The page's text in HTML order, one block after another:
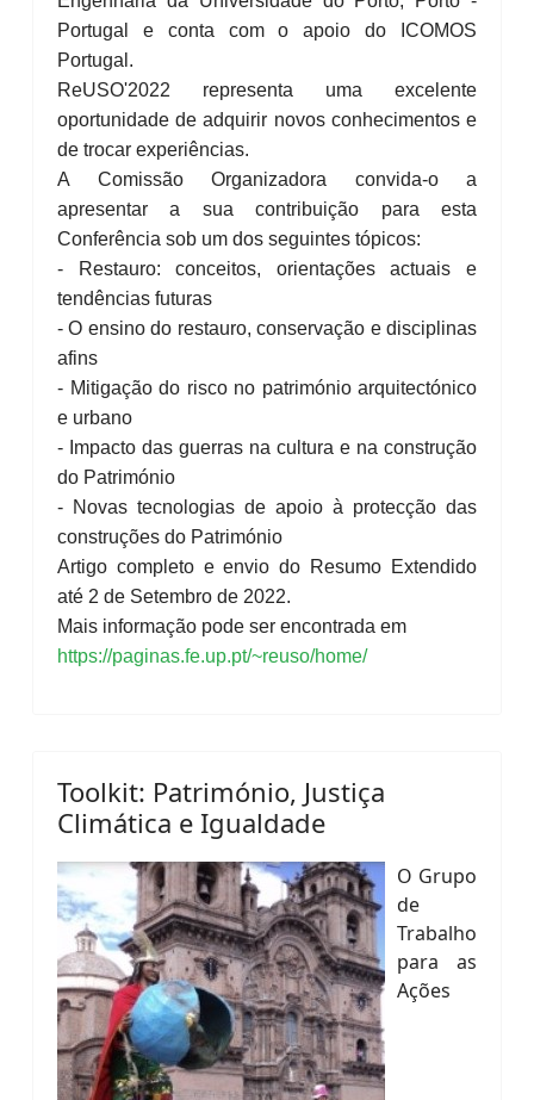
Portugal e conta com o apoio do ICOMOS
Portugal.
ReUSO'2022 representa uma excelente
oportunidade de adquirir novos conhecimentos e
de trocar experiências.
A Comissão Organizadora convida-o a
apresentar a sua contribuição para esta
Conferência sob um dos seguintes tópicos:
- Restauro: conceitos, orientações actuais e
tendências futuras
- O ensino do restauro, conservação e disciplinas
afins
- Mitigação do risco no património arquitectónico
e urbano
- Impacto das guerras na cultura e na construção
do Património
- Novas tecnologias de apoio à protecção das
construções do Património
Artigo completo e envio do Resumo Extendido
até 2 de Setembro de 2022.
Mais informação pode ser encontrada em
https://paginas.fe.up.pt/~reuso/home/
Toolkit: Património, Justiça
Climática e Igualdade
O Grupo
de
Trabalho
para as
Ações